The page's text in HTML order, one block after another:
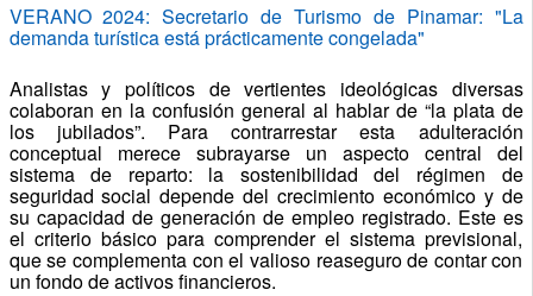
VERANO 2024: Secretario de Turismo de Pinamar: "La
demanda turística está prácticamente congelada"
Analistas y políticos de vertientes ideológicas diversas
colaboran en la confusión general al hablar de “la plata de
los jubilados”. Para contrarrestar esta adulteración
conceptual merece subrayarse un aspecto central del
sistema de reparto: la sostenibilidad del régimen de
seguridad social depende del crecimiento económico y de
su capacidad de generación de empleo registrado. Este es
el criterio básico para comprender el sistema previsional,
que se complementa con el valioso reaseguro de contar con
un fondo de activos financieros.